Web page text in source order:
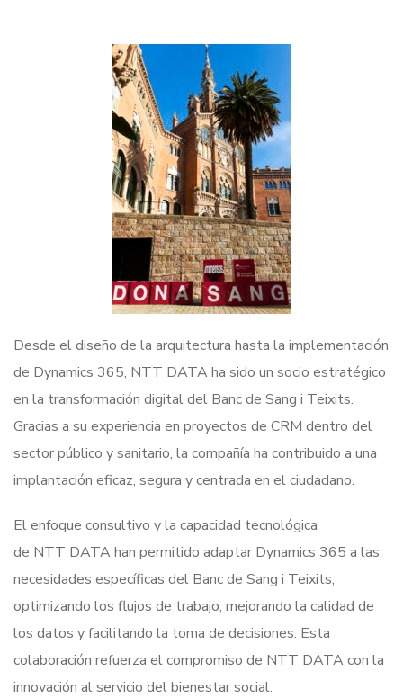
Desde el diseño de la arquitectura hasta la implementación
de Dynamics 365, NTT DATA ha sido un socio estratégico
en la transformación digital del Banc de Sang i Teixits.
Gracias a su experiencia en proyectos de CRM dentro del
sector público y sanitario, la compañía ha contribuido a una
implantación eficaz, segura y centrada en el ciudadano.
El enfoque consultivo y la capacidad tecnológica
de NTT DATA han permitido adaptar Dynamics 365 a las
necesidades específicas del Banc de Sang i Teixits,
optimizando los flujos de trabajo, mejorando la calidad de
los datos y facilitando la toma de decisiones. Esta
colaboración refuerza el compromiso de NTT DATA con la
innovación al servicio del bienestar social.